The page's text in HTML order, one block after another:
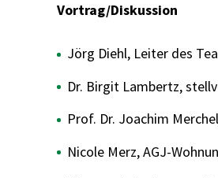
Vortrag/Diskussion
Jörg Diehl, Leiter des
Dr. Birgit Lambertz,
Prof. Dr. Joachim
Nicole Merz, AGJ-